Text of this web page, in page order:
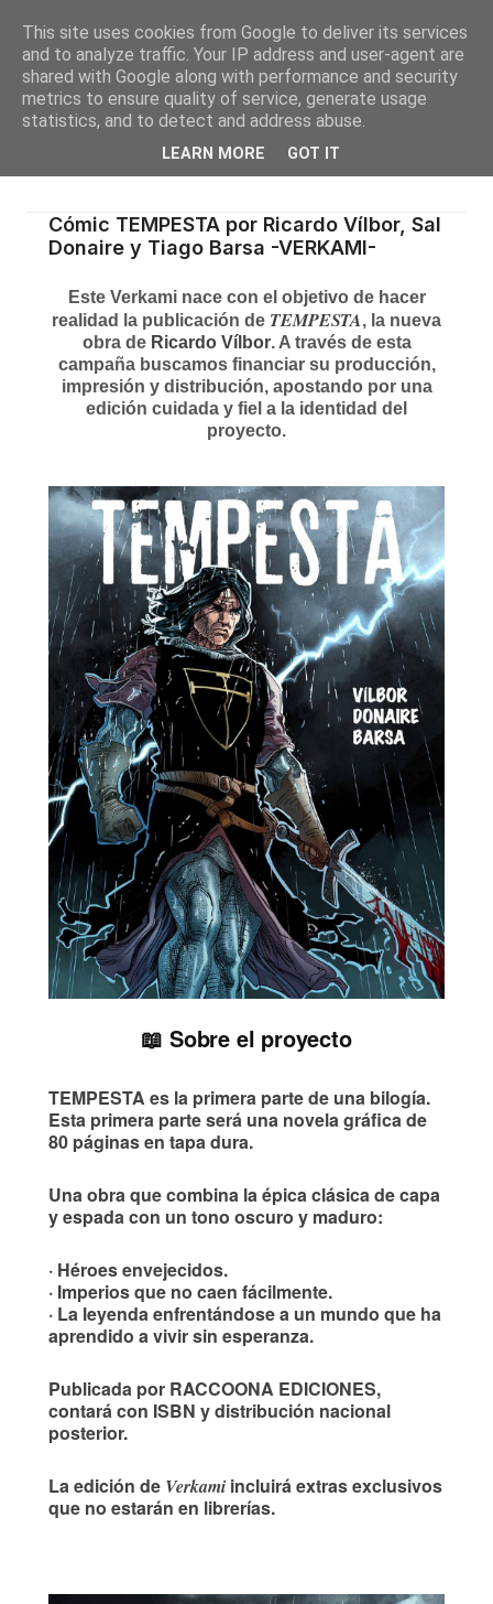
Cómic TEMPESTA por Ricardo Vílbor, Sal
Donaire y Tiago Barsa -VERKAMI-
Este Verkami nace con el objetivo de hacer
realidad la publicación de TEMPESTA, la nueva
obra de Ricardo Vílbor. A través de esta
campaña buscamos financiar su producción,
impresión y distribución, apostando por una
edición cuidada y fiel a la identidad del
proyecto.
📖 Sobre el proyecto
TEMPESTA es la primera parte de una bilogía.
Esta primera parte será una novela gráfica de
80 páginas en tapa dura.
Una obra que combina la épica clásica de capa
y espada con un tono oscuro y maduro:
· Héroes envejecidos.
· Imperios que no caen fácilmente.
· La leyenda enfrentándose a un mundo que ha
aprendido a vivir sin esperanza.
Publicada por RACCOONA EDICIONES,
contará con ISBN y distribución nacional
posterior.
La edición de Verkami incluirá extras exclusivos
que no estarán en librerías.
This site uses cookies from Google to deliver its services
and to analyze traffic. Your IP address and user-agent are
shared with Google along with performance and security
metrics to ensure quality of service, generate usage
statistics, and to detect and address abuse.
LEARN MORE GOT IT